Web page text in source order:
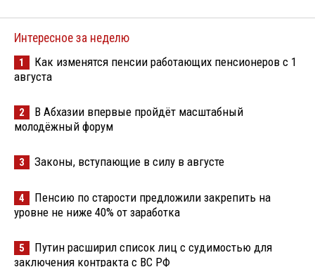
Интересное за неделю
1
Как изменятся пенсии работающих пенсионеров с 1
августа
2
В Абхазии впервые пройдёт масштабный
молодёжный форум
3 Законы, вступающие в силу в августе
4
Пенсию по старости предложили закрепить на
уровне не ниже 40% от заработка
5
Путин расширил список лиц с судимостью для
заключения контракта с ВС РФ